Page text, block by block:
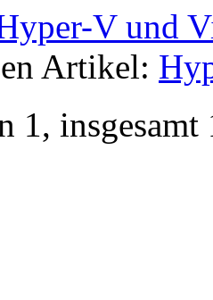
V und
Artikel:
1, insgesamt